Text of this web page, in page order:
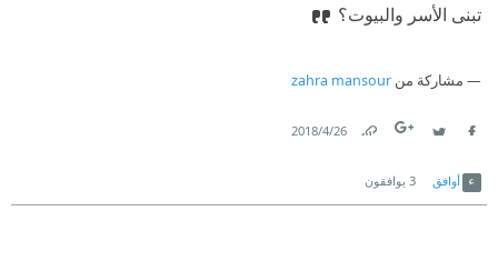
تبنى الأسر والبيوت؟
مشاركة من zahra mansour
26‏/4‏/2018
أوافق 3 يوافقون